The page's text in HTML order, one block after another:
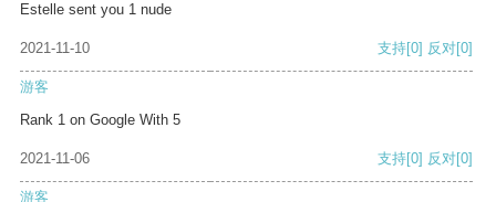
Estelle sent you 1 nude
2021-11-10 支持[0] 反对[0]
游客
Rank 1 on Google With 5
2021-11-06 支持[0] 反对[0]
游客